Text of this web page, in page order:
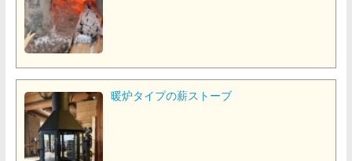
暖炉タイプの薪ストーブ